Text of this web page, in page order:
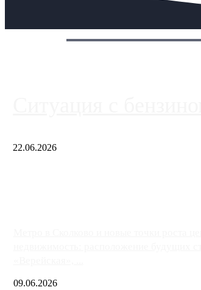
22.06.2026
09.06.2026